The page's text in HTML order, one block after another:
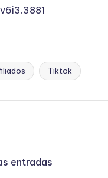
Tiktok
entradas